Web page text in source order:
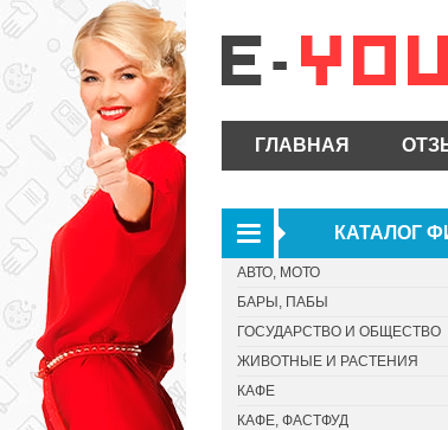
ГЛАВНАЯ
КАТАЛОГ
АВТО, МОТО
БАРЫ, ПАБЫ
ГОСУДАРСТВО И ОБЩЕСТВО
ЖИВОТНЫЕ И РАСТЕНИЯ
КАФЕ
КАФЕ, ФАСТФУД